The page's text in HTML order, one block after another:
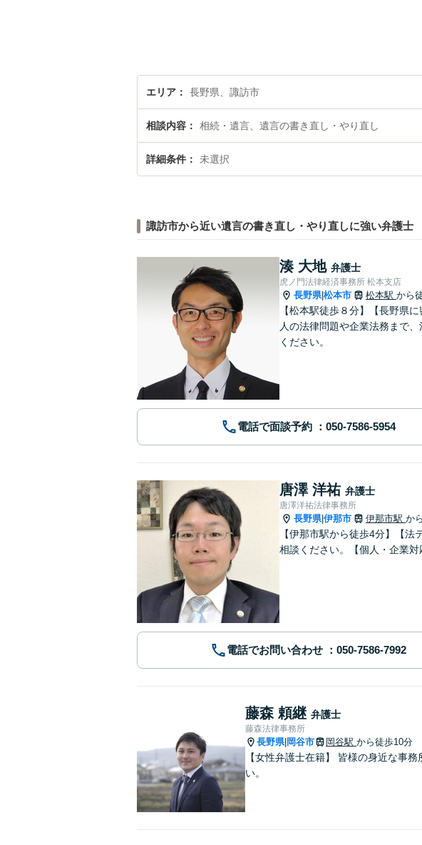
エリア 長野県、諏訪市
相談内容 相続・遺言、遺言の書き直し・やり直し
詳細条件 未選択
諏訪市から近い遺言の書き直し・やり直しに強い弁護士
湊 大地 弁護士
虎ノ門法律経済事務所 松本支店
長野県|松本市 松本駅 から
【松本駅徒歩８分】【長野県
人の法律問題や企業法務まで
ください。
電話で面談予約
唐澤 洋祐 弁護士
唐澤洋祐法律事務所
長野県|伊那市 伊那市駅 か
【伊那市駅から徒歩4分】【
相談ください。【個人・企業
電話でお問い合わせ
藤森 頼継 弁護士
藤森法律事務所
長野県| 岡谷市 岡谷駅 から徒歩10分
【女性弁護士在籍】 皆様の身近な事
い。